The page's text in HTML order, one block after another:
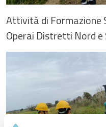
Attività di Formazione
Operai Distretti Nord e